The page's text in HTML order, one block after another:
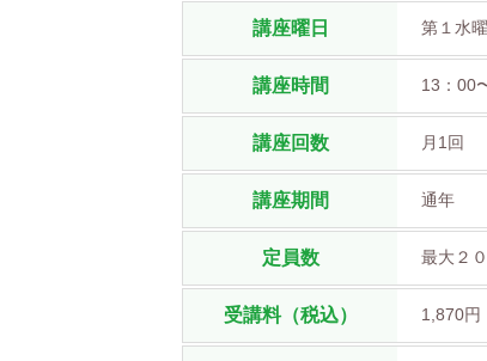
講座曜日 第１水
講座時間 13：00
講座回数 月1回
講座期間 通年
定員数 最大２
受講料（税込） 1,870円